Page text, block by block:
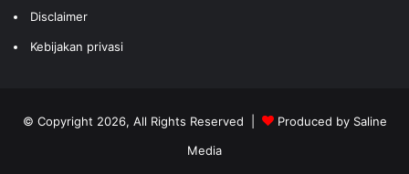
Disclaimer
Kebijakan privasi
© Copyright 2026, All Rights Reserved | Produced by Saline
Media